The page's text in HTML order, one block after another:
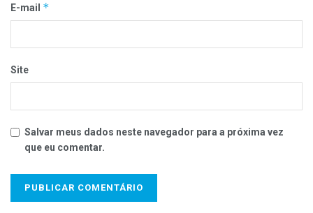
E-mail *
Site
Salvar meus dados neste navegador para a próxima vez
que eu comentar.